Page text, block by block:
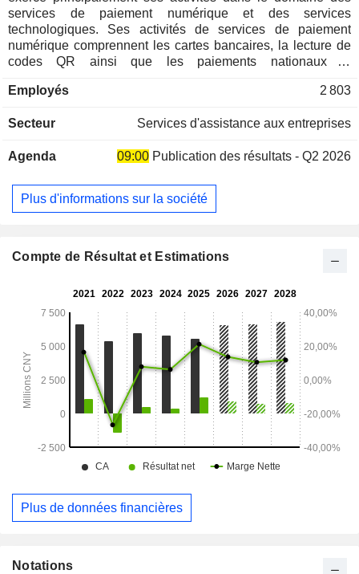
services de paiement numérique et des services
technologiques. Ses activités de services de paiement
numérique comprennent les cartes bancaires, la lecture de
codes QR ainsi que les paiements nationaux et
comprennent des solutions numériques destinées aux
principalement sur le marché national.
Employés 2 803
Secteur Services d'assistance aux entreprises
Agenda 09:00 Publication des résultats - Q2 2026
Plus d'informations sur la société
Compte de Résultat et Estimations
Plus de données financières
Notations